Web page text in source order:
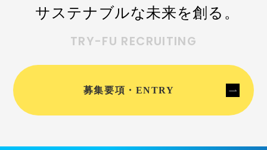
サステナブルな未来を創る。
TRY-FU RECRUITING
募集要項・ENTRY